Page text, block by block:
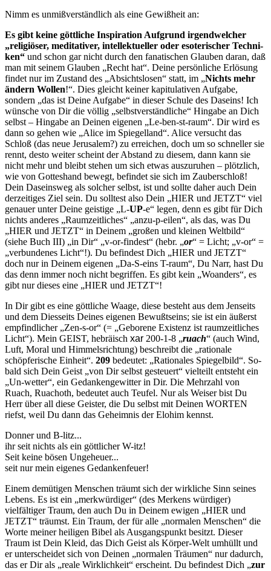
Nimm es unmißverständlich als eine Gewißheit an:
Es gibt keine göttliche Inspiration Aufgrund irgendwelcher
„reli­giöser, meditativer, intellektueller oder esoterischer Techni­
ken“ und schon gar nicht durch den fanatischen Glauben daran, daß
man mit seinem Glauben „Recht hat“. Deine persönliche Erlösung
findet nur im Zustand des „Absichtslosen“ statt, im „Nichts mehr
ändern Wollen!“. Dies gleicht keiner kapitulativen Aufgabe,
sondern „das ist Deine Aufgabe“ in dieser Schule des Daseins! Ich
wünsche von Dir die völlig „selbstverständliche“ Hingabe an Dich
selbst – Hingabe an Deinen eigenen „Le-ben-st-raum“. Dir wird es
dann so gehen wie „Alice im Spiegelland“. Alice versucht das
Schloß (das neue Jerusa­lem?) zu erreichen, doch um so schneller sie
rennt, desto weiter scheint der Abstand zu diesem, dann kann sie
nicht mehr und bleibt stehen um sich etwas auszuruhen – plötzlich,
wie von Gottes­hand be­wegt, befindet sie sich im Zauberschloß!
Dein Daseinsweg als solcher selbst, ist und sollte daher auch Dein
derzeitiges Ziel sein. Du solltest also Dein „HIER und JETZT“ viel
genauer unter Deine gei­stige „L‑UP-e“ legen, denn es gibt für Dich
nichts anderes „Raum­zeitliches“ „anzu-p-eilen“, als das, was Du
„HIER und JETZT“ in Deinem „großen und kleinen Weltbild“
(siehe Buch III) „in Dir“ „v‑or-findest“ (hebr. „or“ = Licht; „v-or“ =
„verbundenes Licht“!). Du be­findest Dich „HIER und JETZT“
doch nur in Deinem eigenen „Da-S-eins T-raum“, Du Narr, hast Du
das denn immer noch nicht begriffen. Es gibt kein „Woanders“, es
gibt nur dieses eine „HIER und JETZT“!
In Dir gibt es eine göttliche Waage, diese besteht aus dem Jenseits
und dem Diesseits Deines eigenen Bewußtseins; sie ist ein äußerst
emp­findlicher „Zen-s-or“ (= „Geborene Existenz ist raumzeitliches
Licht“). Mein GEIST, hebräisch xar 200-1-8 „ruach“ (auch Wind,
Luft, Moral und Himmelsrichtung) beschreibt die „rationale
schöpfe­rische Einheit“. 209 bedeutet: „Rationales Spiegelbild“. So­
bald sich Dein Geist „von Dir selbst gesteuert“ vielteilt entsteht ein
„Un-wetter“, ein Gedankengewitter in Dir. Die Mehrzahl von
Ruach, Ruachoth, bedeutet auch Teufel. Nur als Weiser bist Du
Herr über all diese Geister, die Du selbst mit Deinen WORTEN
riefst, weil Du dann das Geheimnis der Elohim kennst.
Donner und B-litz...
ihr seit nichts als ein göttlicher W-itz!
Seit keine bösen Ungeheuer...
seit nur mein eigenes Gedankenfeuer!
Einem demütigen Menschen träumt sich der wirkliche Sinn seines
Le­bens. Es ist ein „merkwürdiger“ (des Merkens würdiger)
vielfältiger Traum, den auch Du in Deinem ewigen „HIER und
JETZT“ träumst. Ein Traum, der für alle „normalen Menschen“ die
Worte meiner heili­gen Bibel als Ausgangspunkt besitzt. Dieser
Traum ist Dein Kleid, das Dich Geist als Körper-Welt umhüllt und
er unterscheidet sich von Deinen „normalen Träumen“ nur dadurch,
das er Dir als „reale Wirk­lichkeit“ erscheint. Du befindest Dich „zur